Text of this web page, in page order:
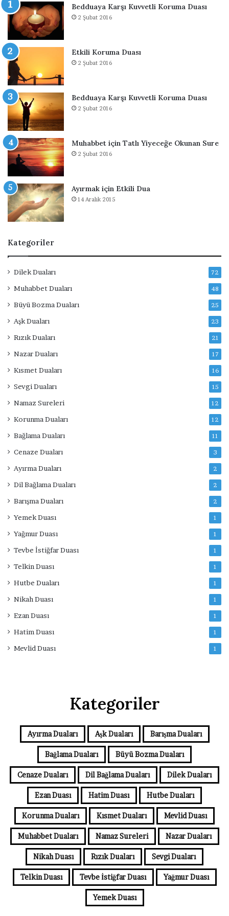
Bedduaya Karşı Kuvvetli Koruma Duası
2 Şubat 2016
Etkili Koruma Duası
2 Şubat 2016
Bedduaya Karşı Kuvvetli Koruma Duası
2 Şubat 2016
Muhabbet için Tatlı Yiyeceğe Okunan Sure
2 Şubat 2016
Ayırmak için Etkili Dua
14 Aralık 2015
Kategoriler
Dilek Duaları 72
Muhabbet Duaları 48
Büyü Bozma Duaları 25
Aşk Duaları 23
Rızık Duaları 21
Nazar Duaları 17
Kısmet Duaları 16
Sevgi Duaları 15
Namaz Sureleri 12
Korunma Duaları 12
Bağlama Duaları 11
Cenaze Duaları 3
Ayırma Duaları 2
Dil Bağlama Duaları 2
Barışma Duaları 2
Yemek Duası 1
Yağmur Duası 1
Tevbe İstiğfar Duası 1
Telkin Duası 1
Hutbe Duaları 1
Nikah Duası 1
Ezan Duası 1
Hatim Duası 1
Mevlid Duası 1
Kategoriler
Ayırma Duaları Aşk Duaları Barışma Duaları
Bağlama Duaları Büyü Bozma Duaları
Cenaze Duaları Dil Bağlama Duaları Dilek Duaları
Ezan Duası Hatim Duası Hutbe Duaları
Korunma Duaları Kısmet Duaları Mevlid Duası
Muhabbet Duaları Namaz Sureleri Nazar Duaları
Nikah Duası Rızık Duaları Sevgi Duaları
Telkin Duası Tevbe İstiğfar Duası Yağmur Duası
Yemek Duası